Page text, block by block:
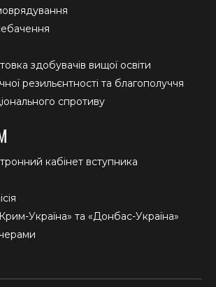
здобувачів вищої освіти
резильєнтності та благополуччя
спротиву
кабінет вступника
Україна» та «Донбас-Україна»